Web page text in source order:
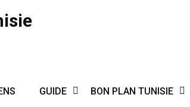
GUIDE BON PLAN TUNISIE